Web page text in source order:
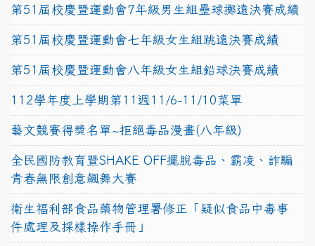
第51屆校慶暨運動會7年級男生組壘球擲遠決賽成績
第51屆校慶暨運動會七年級女生組跳遠決賽成績
第51屆校慶暨運動會八年級女生組鉛球決賽成績
112學年度上學期第11週11/6-11/10菜單
藝文競賽得獎名單~拒絕毒品漫畫(八年級)
全民國防教育暨SHAKE OFF擺脫毒品、霸凌、詐騙
青春無限創意飆舞大賽
衛生福利部食品藥物管理署修正「疑似食品中毒事
件處理及採樣操作手冊」